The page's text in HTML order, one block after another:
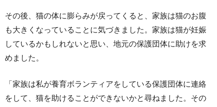
その後、猫の体に膨らみが戻ってくると、家族は猫のお腹
も大きくなっていることに気づきました。家族は猫が妊娠
しているかもしれないと思い、地元の保護団体に助けを求
めました。
「家族は私が養育ボランティアをしている保護団体に連絡
をして、猫を助けることができないかと尋ねました。その